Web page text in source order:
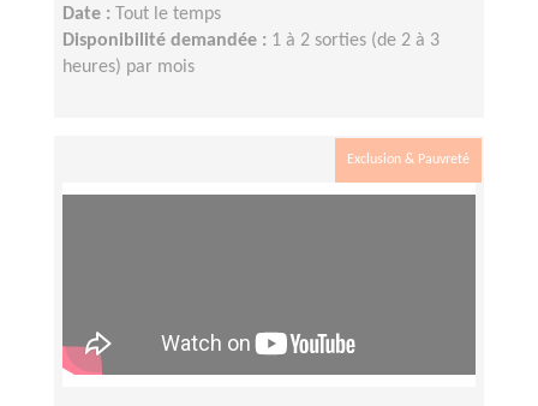
Date :
Tout le temps
Disponibilité demandée : 1 à 2 sorties (de 2 à 3
heures) par mois
Exclusion & Pauvreté